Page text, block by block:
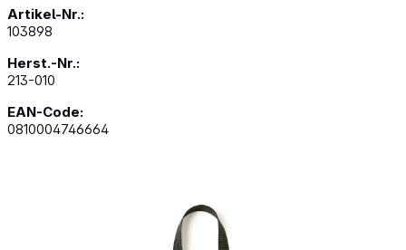
Artikel-Nr.:
103898
Herst.-Nr.:
213-010
EAN-Code:
0810004746664